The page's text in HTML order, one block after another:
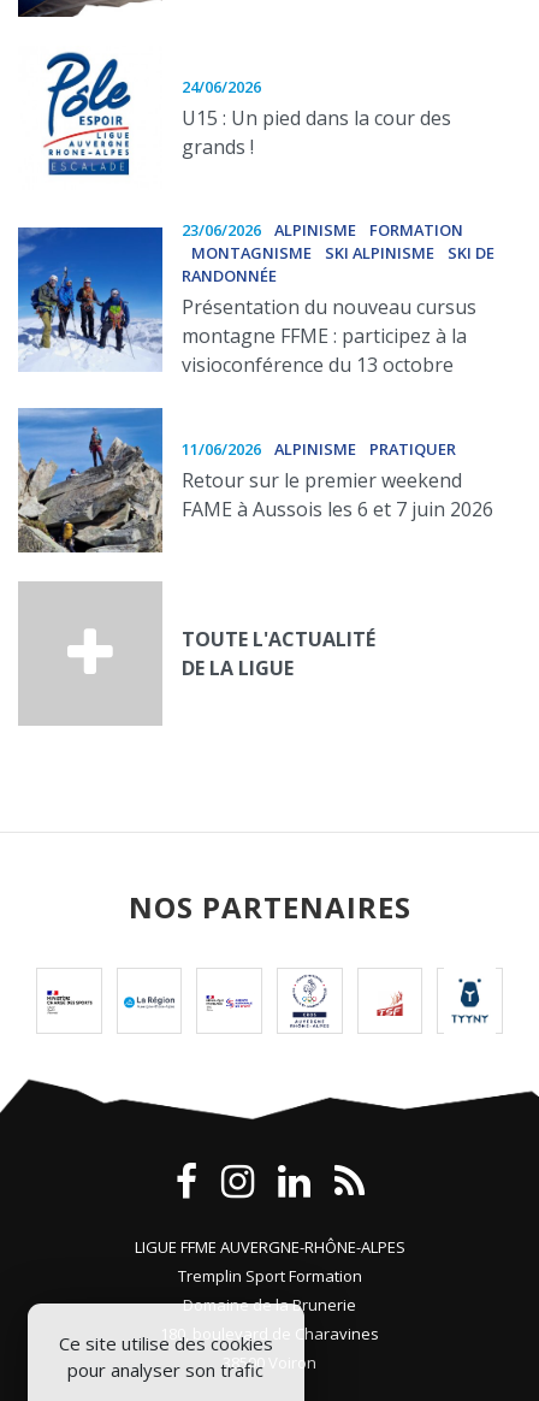
24/06/2026
U15 : Un pied dans la cour des
grands !
23/06/2026 ALPINISME
FORMATION
MONTAGNISME
SKI ALPINISME
SKI DE
RANDONNÉE
Présentation du nouveau cursus
montagne FFME : participez à la
visioconférence du 13 octobre
11/06/2026 ALPINISME PRATIQUER
Retour sur le premier weekend
FAME à Aussois les 6 et 7 juin 2026
TOUTE L'ACTUALITÉ
DE LA LIGUE
NOS PARTENAIRES
LIGUE FFME AUVERGNE-RHÔNE-ALPES
Tremplin Sport Formation
Domaine de la Brunerie
180, boulevard de Charavines
38500 Voiron
Ce site utilise des cookies
pour analyser son trafic